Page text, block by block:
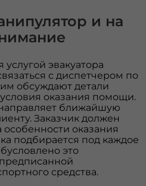
и на
эвакуатора
с диспетчером по
обсуждают детали
условия оказания помощи.
ближайшую
Заказчик должен
оказания
подбирается под каждое
это
средства.